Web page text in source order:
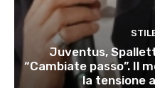
Juventus,
“Cambiate passo”. Il
la tensione